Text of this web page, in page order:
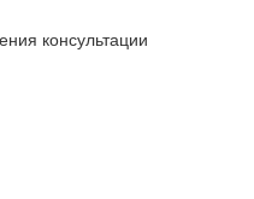
консультации